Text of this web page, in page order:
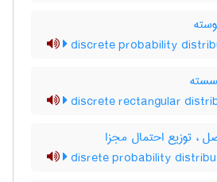
discrete probability
discrete rectangular
، توزیع احتمال مجزا
disrete probability